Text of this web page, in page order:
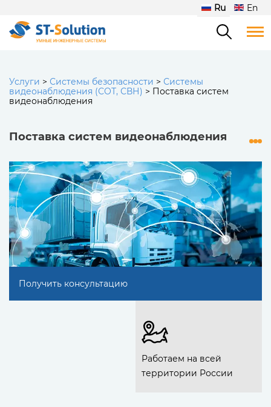
Ru En
Услуги > Системы безопасности > Системы
видеонаблюдения (СОТ, СВН) > Поставка систем
видеонаблюдения
Поставка систем видеонаблюдения
Получить консультацию
Работаем на всей
территории России